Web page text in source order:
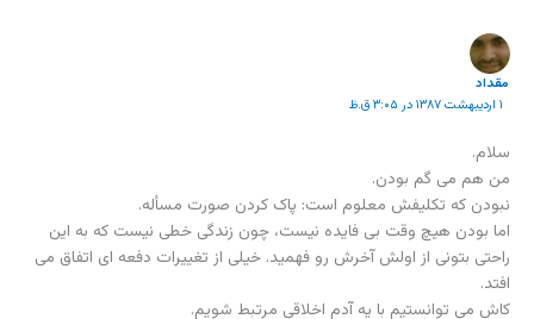
مقداد
۱ اردیبهشت ۱۳۸۷ در ۳:۰۵ ق.ظ
سلام.
من هم می گم بودن.
نبودن که تکلیفش معلوم است: پاک کردن صورت مسأله.
اما بودن هیچ وقت بی فایده نیست، چون زندگی خطی نیست که به این
راحتی بتونی از اولش آخرش رو فهمید. خیلی از تغییرات دفعه ای اتفاق می
افتد.
کاش می توانستیم با یه آدم اخلاقی مرتبط شویم.